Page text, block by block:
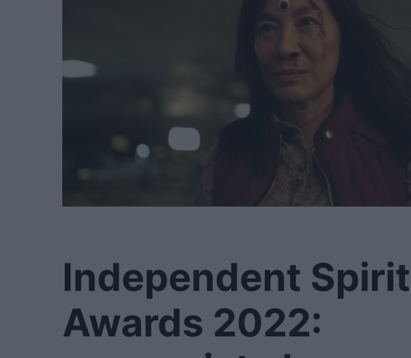
Independent Spirit
Awards 2022: